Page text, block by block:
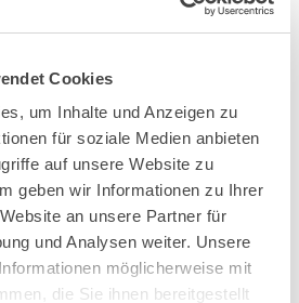
Cookies
um Inhalte und Anzeigen zu
für soziale Medien anbieten
auf unsere Website zu
geben wir Informationen zu Ihrer
an unsere Partner für
und Analysen weiter. Unsere
möglicherweise mit
die Sie ihnen bereitgestellt
ist online!
unseren neuen
2024 vorstellen zu können.
gehofft hatten, dieses
Vorzeichen berichten zu
weltpolitische...